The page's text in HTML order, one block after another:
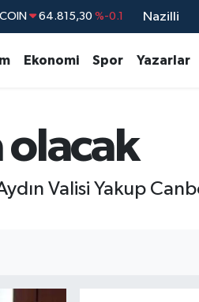
47,7436 %0.18
BİST100 %-14
64.815,30 %-0.1
Nazilli
Ekonomi Spor Yazarlar
olacak
Valisi Yakup